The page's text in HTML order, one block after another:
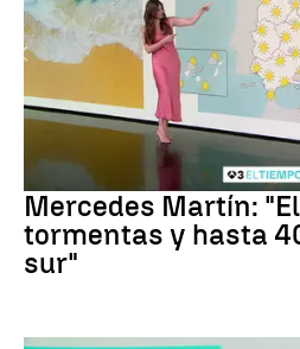
La Previsión
Mercedes Martín:
tormentas y hasta
sur"